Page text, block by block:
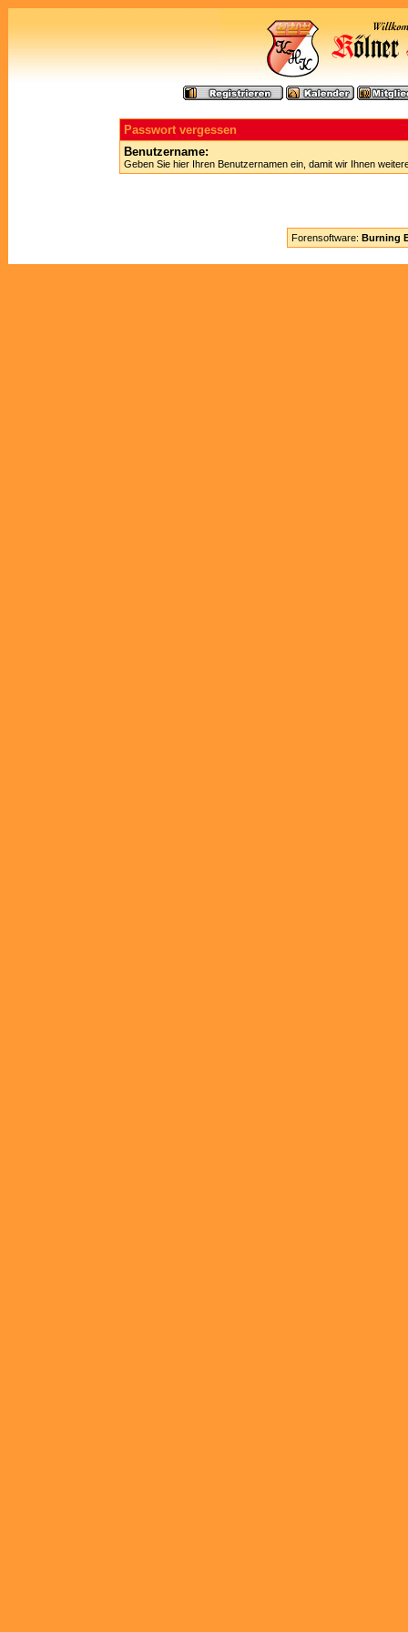
Passwort vergessen
Benutzername:
Geben Sie hier Ihren Benutzernamen ein, damit wir Ihnen
Forensoftware: Burning